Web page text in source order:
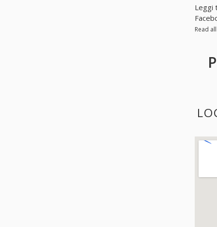
Leggi
Read